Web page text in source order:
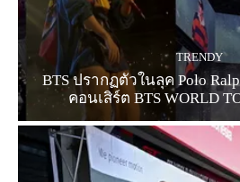
TRENDY
BTS ปรากฏตัวในลุค Polo
คอนเสิร์ต BTS WORLD